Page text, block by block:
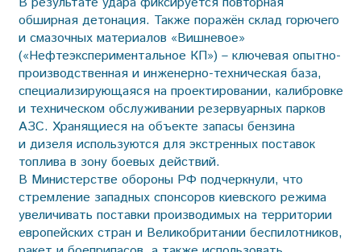
обширная детонация. Также поражён склад горючего
и смазочных материалов «Вишневое»
(«Нефтеэкспериментальное КП») – ключевая опытно-
производственная и инженерно-техническая база,
специализирующаяся на проектировании, калибровке
и техническом обслуживании резервуарных парков
АЗС. Хранящиеся на объекте запасы бензина
и дизеля используются для экстренных поставок
топлива в зону боевых действий.
В Министерстве обороны РФ подчеркнули, что
стремление западных спонсоров киевского режима
увеличивать поставки производимых на территории
европейских стран и Великобритании беспилотников,